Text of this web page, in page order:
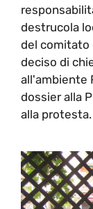
destrucola
del comitato
deciso di
all'ambiente
dossier alla
alla protesta.